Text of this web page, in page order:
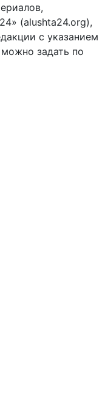
(alushta24.org),
с указанием
задать по